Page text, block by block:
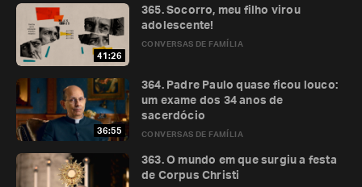
41:26
CONVERSAS DE FAMÍLIA
365. Socorro, meu filho virou
adolescente!
36:55 CONVERSAS DE FAMÍLIA
364. Padre Paulo quase ficou louco:
um exame dos 34 anos de
sacerdócio
363. O mundo em que surgiu a festa
de Corpus Christi